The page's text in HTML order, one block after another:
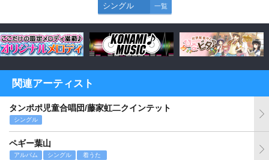
シングル 一覧
関連アーティスト
タンポポ児童合唱団/藤家虹二クインテット
シングル
ペギー葉山
アルバム シングル 着うた